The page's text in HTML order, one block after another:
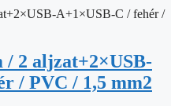
/ 2 aljzat+2×USB-
/ PVC / 1,5 mm2